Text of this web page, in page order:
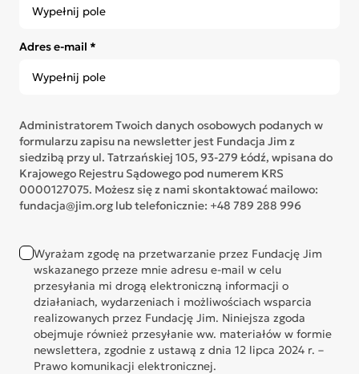
Adres e-mail *
Administratorem Twoich danych osobowych podanych w
formularzu zapisu na newsletter jest Fundacja Jim z
siedzibą przy ul. Tatrzańskiej 105, 93-279 Łódź, wpisana do
Krajowego Rejestru Sądowego pod numerem KRS
0000127075. Możesz się z nami skontaktować mailowo:
fundacja@jim.org lub telefonicznie: +48 789 288 996
Wyrażam zgodę na przetwarzanie przez Fundację Jim
wskazanego przeze mnie adresu e-mail w celu
przesyłania mi drogą elektroniczną informacji o
działaniach, wydarzeniach i możliwościach wsparcia
realizowanych przez Fundację Jim. Niniejsza zgoda
obejmuje również przesyłanie ww. materiałów w formie
newslettera, zgodnie z ustawą z dnia 12 lipca 2024 r. –
Prawo komunikacji elektronicznej.